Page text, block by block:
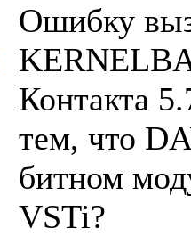
Ошибку
Контакта
тем, что
битном
VSTi?